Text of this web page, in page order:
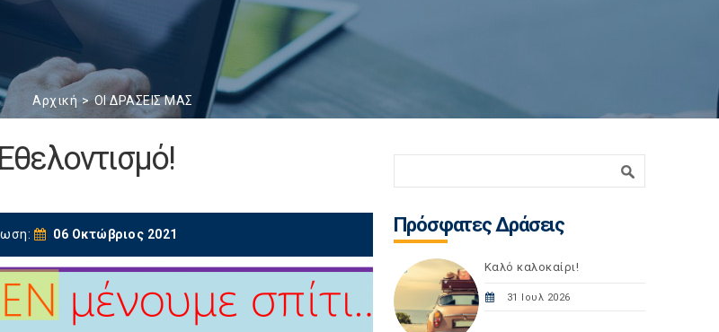
Αρχική ΟΙ ΔΡΑΣΕΙΣ ΜΑΣ
06 Οκτώβριος 2021 Πρόσφατες Δράσεις
Καλό καλοκαίρι!
31 Ιουλ 2026